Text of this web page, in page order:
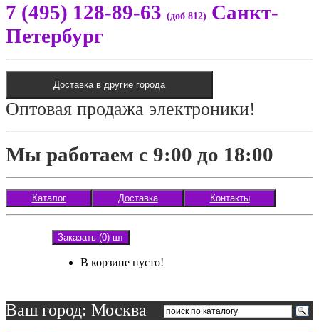
7 (495) 128-89-63 (доб 812) Санкт-
Петербург
Доставка в другие города
Оптовая продажа электроники!
Мы работаем с 9:00 до 18:00
Каталог Доставка Контакты
Заказать (0) шт
В корзине пусто!
Ваш город: Москва